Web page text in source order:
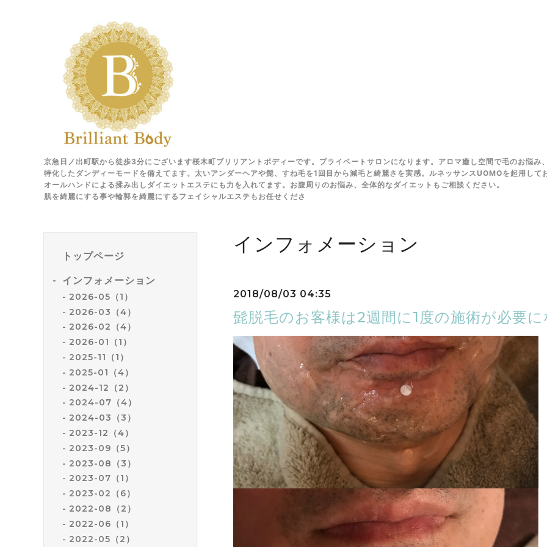
京急日ノ出町駅から徒歩3分にございます桜木町ブリリアントボディーです。プライベートサロンになります。アロマ癒し空間で毛のお悩
特化したダンディーモードを備えてます。太いアンダーヘアや髭、すね毛を1回目から減毛と綺麗さを実感。ルネッサンスUOMOを起用して
オールハンドによる揉み出しダイエットエステにも力を入れてます。お腹周りのお悩み、全体的なダイエットもご相談ください。
肌を綺麗にする事や輪郭を綺麗にするフェイシャルエステもお任せくださ
トップページ
インフォメーション
2026-05（1）
2026-03（4）
2026-02（4）
2026-01（1）
2025-11（1）
2025-01（4）
2024-12（2）
2024-07（4）
2024-03（3）
2023-12（4）
2023-09（5）
2023-08（3）
2023-07（1）
2023-02（6）
2022-08（2）
2022-06（1）
2022-05（2）
インフォメーション
2018/08/03 04:35
髭脱毛のお客様は2週間に1度の施術が必要に